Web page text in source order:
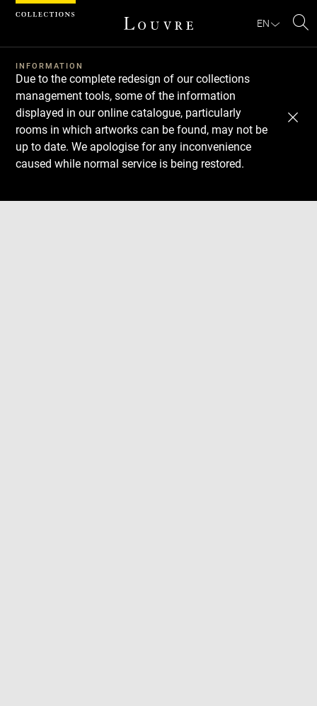
EN
INFORMATION
Due to the complete redesign of our collections
management tools, some of the information
displayed in our online catalogue, particularly
rooms in which artworks can be found, may not be
up to date. We apologise for any inconvenience
caused while normal service is being restored.
Download
Next
Previous
Cookies management panel